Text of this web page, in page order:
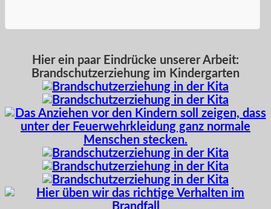
Hier ein paar Eindrücke unserer Arbeit:
Brandschutzerziehung im Kindergarten